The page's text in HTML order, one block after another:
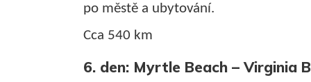
po městě a ubytování.
Cca 540 km
6. den: Myrtle Beach – Virginia